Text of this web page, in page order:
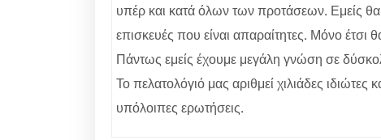
υπέρ και κατά όλων των προτάσεων. Εμείς θα
επισκευές που είναι απαραίτητες. Μόνο έτσι
Πάντως εμείς έχουμε μεγάλη γνώση σε
Το πελατολόγιό μας αριθμεί χιλιάδες ιδιώτες
υπόλοιπες ερωτήσεις.